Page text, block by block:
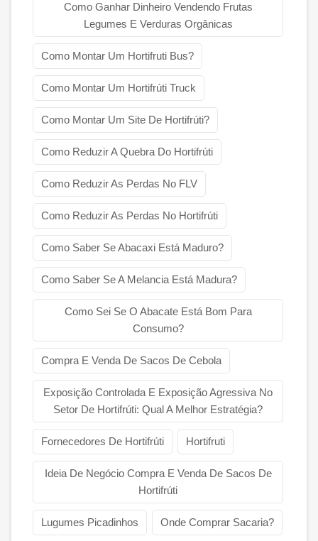
Como Ganhar Dinheiro Vendendo Frutas
Legumes E Verduras Orgânicas
Como Montar Um Hortifruti Bus?
Como Montar Um Hortifrúti Truck
Como Montar Um Site De Hortifrúti?
Como Reduzir A Quebra Do Hortifrúti
Como Reduzir As Perdas No FLV
Como Reduzir As Perdas No Hortifrúti
Como Saber Se Abacaxi Está Maduro?
Como Saber Se A Melancia Está Madura?
Como Sei Se O Abacate Está Bom Para
Consumo?
Compra E Venda De Sacos De Cebola
Exposição Controlada E Exposição Agressiva No
Setor De Hortifrúti: Qual A Melhor Estratégia?
Fornecedores De Hortifrúti Hortifruti
Ideia De Negócio Compra E Venda De Sacos De
Hortifrúti
Lugumes Picadinhos Onde Comprar Sacaria?